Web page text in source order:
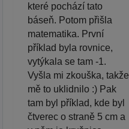
které pochází tato
báseň. Potom přišla
matematika. První
příklad byla rovnice,
vytýkala se tam -1.
Vyšla mi zkouška, takže
mě to uklidnilo :) Pak
tam byl příklad, kde byl
čtverec o straně 5 cm a